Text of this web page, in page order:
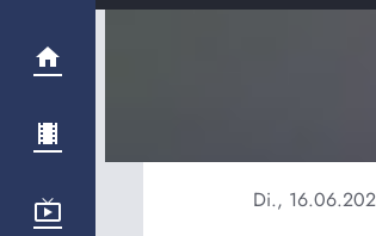
Di.,